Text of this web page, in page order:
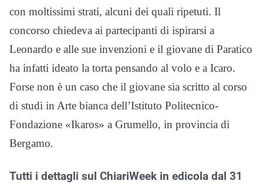
con moltissimi strati, alcuni dei quali ripetuti. Il
concorso chiedeva ai partecipanti di ispirarsi a
Leonardo e alle sue invenzioni e il giovane di Paratico
ha infatti ideato la torta pensando al volo e a Icaro.
Forse non è un caso che il giovane sia scritto al corso
di studi in Arte bianca dell’Istituto Politecnico-
Fondazione «Ikaros» a Grumello, in provincia di
Bergamo.
Tutti i dettagli sul ChiariWeek in edicola dal 31